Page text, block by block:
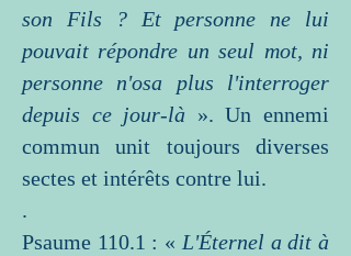
son Fils ? Et personne ne lui
pouvait répondre un seul mot, ni
personne n'osa plus l'interroger
depuis ce jour-là ». Un ennemi
commun unit toujours diverses
sectes et intérêts contre lui.
.
Psaume 110.1 : « L'Éternel a dit à